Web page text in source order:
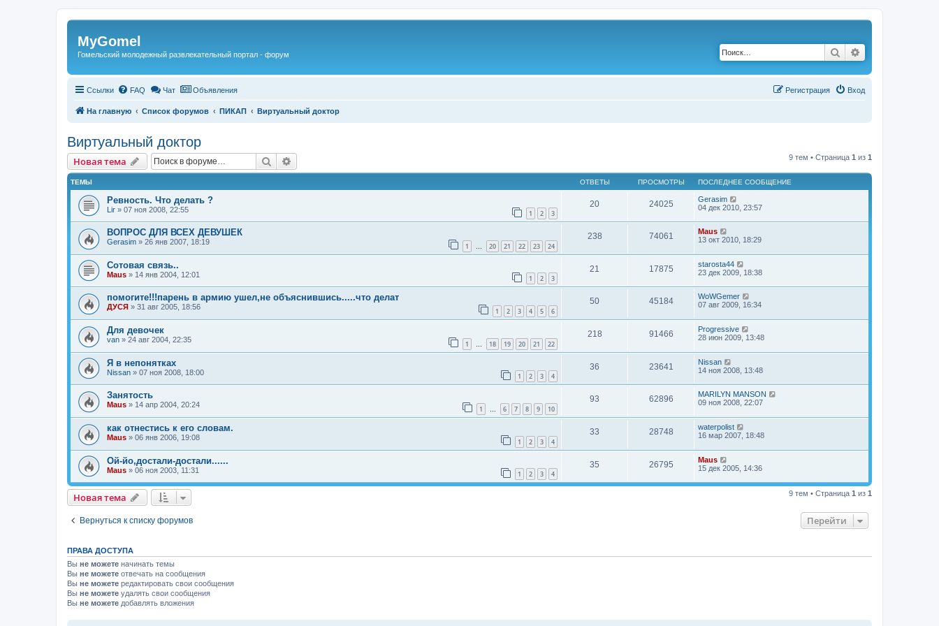
Регистрация
MyGomel
Гомельский молодежный развлекательный портал - форум Поиск
Ссылки FAQ Чат Объявления Вход
Регистрация
На главную Список форумов ПИКАП Виртуальный доктор
Виртуальный доктор
Новая тема
Новаятема Поиск 9 тем • Страница 1 из 1
ТЕМЫ ОТВЕТЫ ПРОСМОТРЫ ПОСЛЕДНЕЕ СООБЩЕНИЕ
Ревность. Что делать ?
Lir » 07 ноя 2008, 22:55 1 2 3
20 24025
Gerasim
04 дек 2010, 23:57
ВОПРОС ДЛЯ ВСЕХ ДЕВУШЕК
Gerasim » 26 янв 2007, 18:19 1 … 20 21 22 23 24
238 74061
Maus
13 окт 2010, 18:29
Сотовая связь..
Maus » 14 янв 2004, 12:01 1 2 3
21 17875
starosta44
23 дек 2009, 18:38
помогите!!!парень в армию ушел,не объяснившись.....что делат
ДУСЯ » 31 авг 2005, 18:56 1 2 3 4 5 6
50 45184
WoWGemer
07 авг 2009, 16:34
Для девочек
van » 24 авг 2004, 22:35 1 … 18 19 20 21 22
218 91466
Progressive
28 июн 2009, 13:48
Я в непонятках
Nissan » 07 ноя 2008, 18:00 1 2 3 4
36 23641
Nissan
14 ноя 2008, 13:48
Занятость
Maus » 14 апр 2004, 20:24 1 … 6 7 8 9 10
93 62896
MARILYN MANSON
09 ноя 2008, 22:07
как отнестись к его словам.
Maus » 06 янв 2006, 19:08 1 2 3 4
33 28748
waterpolist
16 мар 2007, 18:48
Ой-йо,достали-достали......
Maus » 06 ноя 2003, 11:31 1 2 3 4
35 26795
Maus
15 дек 2005, 14:36
Новая тема
Новаятема 9 тем • Страница 1 из 1
Вернуться к списку форумов Перейти
ПРАВА ДОСТУПА
Вы не можете начинать темы
Вы не можете отвечать на сообщения
Вы не можете редактировать свои сообщения
Вы не можете удалять свои сообщения
Вы не можете добавлять вложения